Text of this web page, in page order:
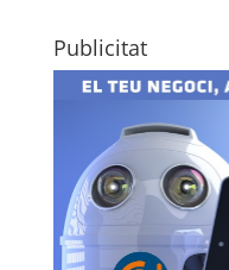
Publicitat